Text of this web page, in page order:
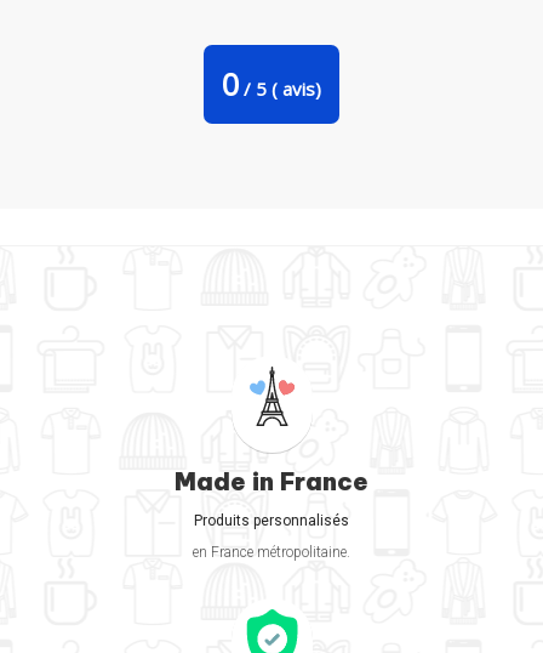
0 / 5 ( avis)
Made in France
Produits personnalisés
en France métropolitaine.